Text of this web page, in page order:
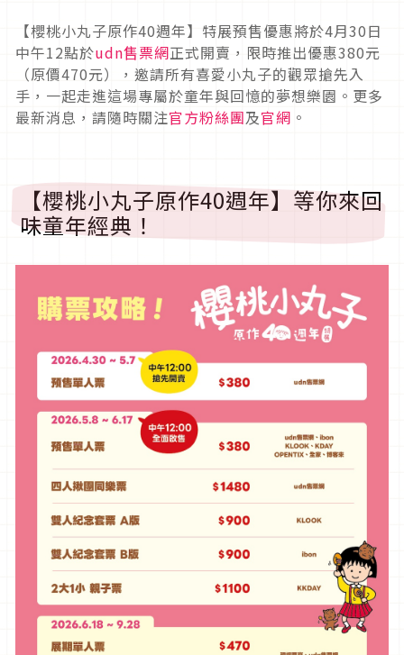
【櫻桃小丸子原作40週年】特展預售優惠將於4月30日
中午12點於udn售票網正式開賣，限時推出優惠380元
（原價470元），邀請所有喜愛小丸子的觀眾搶先入
手，一起走進這場專屬於童年與回憶的夢想樂園。更多
最新消息，請隨時關注官方粉絲團及官網 。
【櫻桃小丸子原作40週年】等你來回
味童年經典！